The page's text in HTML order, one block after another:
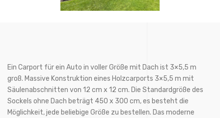
Ein Carport für ein Auto in voller Größe mit Dach ist 3×5,5 m
groß. Massive Konstruktion eines Holzcarports 3×5,5 m mit
Säulenabschnitten von 12 cm x 12 cm. Die Standardgröße des
Sockels ohne Dach beträgt 450 x 300 cm, es besteht die
Möglichkeit, jede beliebige Größe zu bestellen. Das moderne